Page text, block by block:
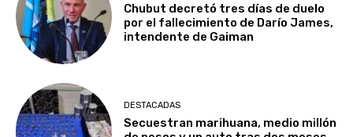
Chubut decretó tres días de duelo
por el fallecimiento de Darío James,
intendente de Gaiman
DESTACADAS
Secuestran marihuana, medio millón